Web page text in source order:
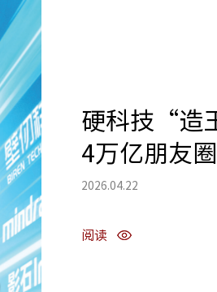
硬科技“造
4万亿朋友圈
2026.04.22
阅读